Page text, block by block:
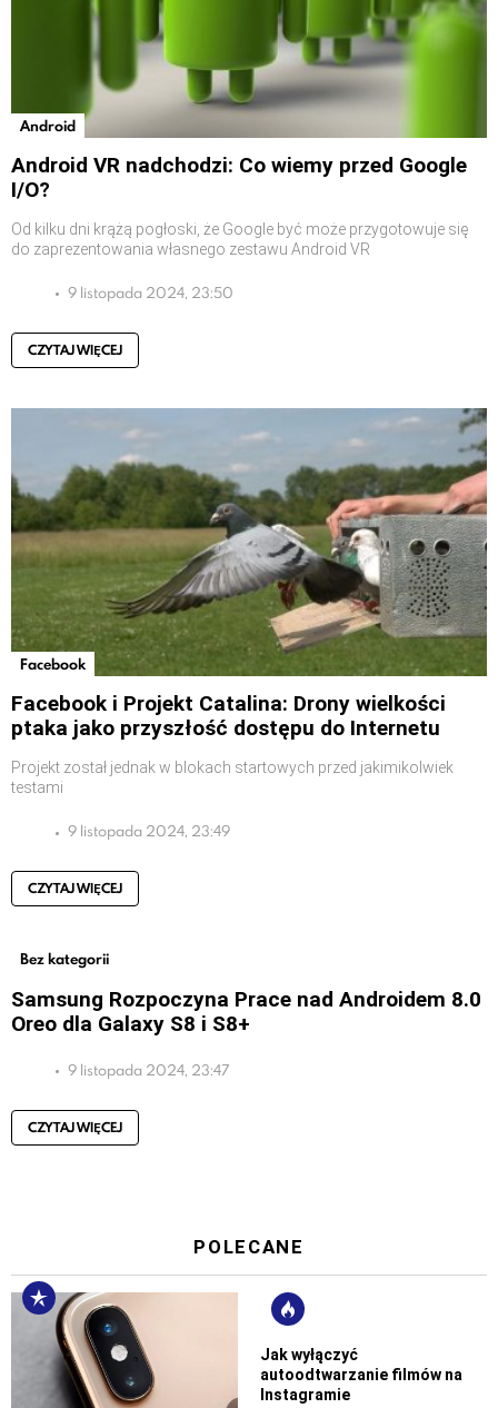
Android
Android VR nadchodzi: Co wiemy przed Google
I/O?
Od kilku dni krążą pogłoski, że Google być może przygotowuje się
do zaprezentowania własnego zestawu Android VR
9 listopada 2024, 23:50
CZYTAJ WIĘCEJ
Facebook
Facebook i Projekt Catalina: Drony wielkości
ptaka jako przyszłość dostępu do Internetu
Projekt został jednak w blokach startowych przed jakimikolwiek
testami
9 listopada 2024, 23:49
CZYTAJ WIĘCEJ
Bez kategorii
Samsung Rozpoczyna Prace nad Androidem 8.0
Oreo dla Galaxy S8 i S8+
9 listopada 2024, 23:47
CZYTAJ WIĘCEJ
POLECANE
Jak wyłączyć
autoodtwarzanie filmów na
Instagramie